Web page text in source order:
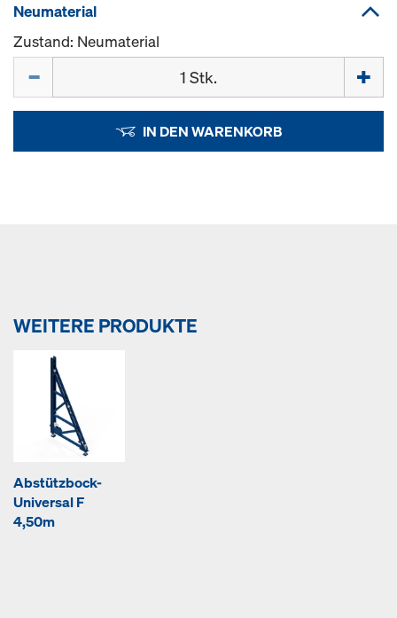
Neumaterial
Zustand: Neumaterial
IN DEN WARENKORB
WEITERE PRODUKTE
Abstützbock-
Universal F
4,50m